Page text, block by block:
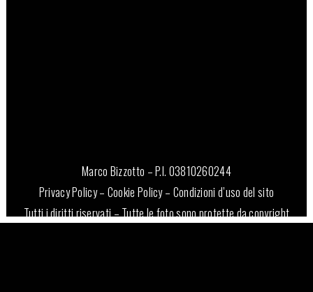
Marco Bizzotto – P.I. 03810260244
Privacy Policy– Cookie Policy– Condizioni d’uso del sito
Tutti i diritti riservati – Tutte le foto sono protette da copyright